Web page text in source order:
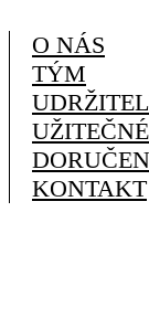
O NÁS
TÝM
KONTAKT